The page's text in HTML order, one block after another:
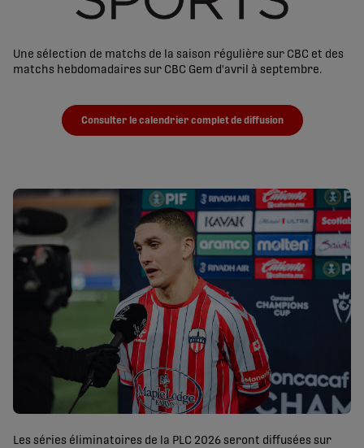
Une sélection de matchs de la saison régulière sur CBC et des
matchs hebdomadaires sur CBC Gem d'avril à septembre.
Consulter le calendrier complet de diffusion
Les séries éliminatoires de la PLC 2026 seront diffusées sur